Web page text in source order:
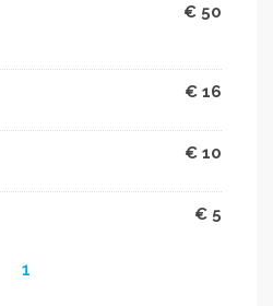
€ 50
€ 16
€ 10
€ 5
1